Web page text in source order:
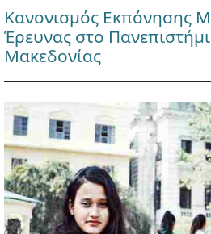
Κανονισμός Εκπόνησης
Έρευνας στο
Μακεδονίας